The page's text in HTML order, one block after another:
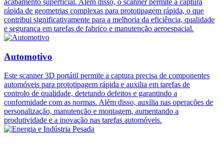
rápida de geometrias complexas para prototipagem rápida, o que
contribui significativamente para a melhoria da eficiência, qualidade
e segurança em tarefas de fabrico e manutenção aeroespacial.
Automotivo
Este scanner 3D portátil permite a captura precisa de componentes
automóveis para prototipagem rápida e auxilia em tarefas de
controlo de qualidade, detetando defeitos e garantindo a
conformidade com as normas. Além disso, auxilia nas operações de
personalização, manutenção e montagem, aumentando a
produtividade e a inovação nas tarefas automóveis.